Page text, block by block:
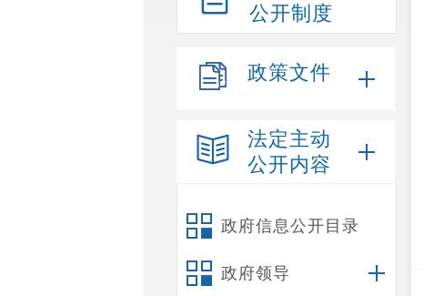
公开制度
政策文件
法定主动
公开内容
政府信息公开目录
政府领导